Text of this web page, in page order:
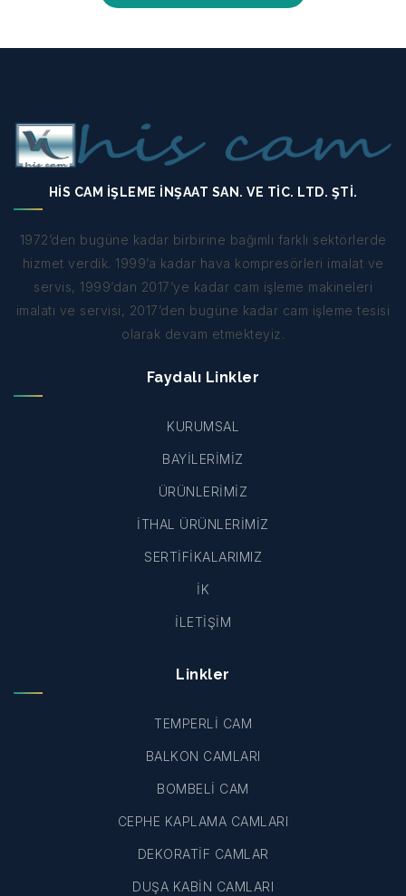
HİS CAM İŞLEME İNŞAAT SAN. VE TİC. LTD. ŞTİ.
1972’den bugüne kadar birbirine bağımlı farklı sektörlerde
hizmet verdik. 1999’a kadar hava kompresörleri imalat ve
servis, 1999’dan 2017’ye kadar cam işleme makineleri
imalatı ve servisi, 2017’den bugüne kadar cam işleme tesisi
olarak devam etmekteyiz.
Faydalı Linkler
KURUMSAL
BAYİLERİMİZ
ÜRÜNLERİMİZ
İTHAL ÜRÜNLERİMİZ
SERTİFİKALARIMIZ
İK
İLETİŞİM
Linkler
TEMPERLİ CAM
BALKON CAMLARI
BOMBELİ CAM
CEPHE KAPLAMA CAMLARI
DEKORATİF CAMLAR
DUŞA KABİN CAMLARI